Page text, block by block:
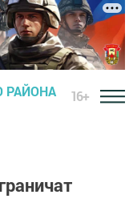
РАЙОНА 16+